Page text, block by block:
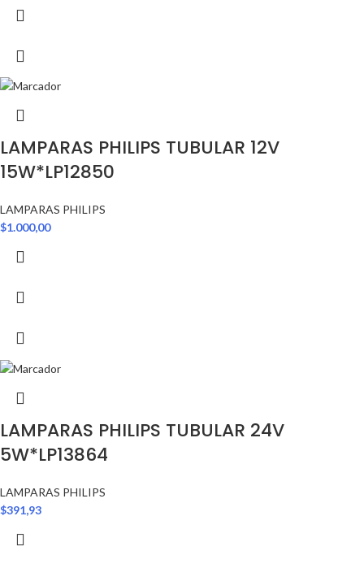
LAMPARAS PHILIPS TUBULAR 12V
15W*LP12850
LAMPARAS PHILIPS
$1.000,00
LAMPARAS PHILIPS TUBULAR 24V
5W*LP13864
LAMPARAS PHILIPS
$391,93